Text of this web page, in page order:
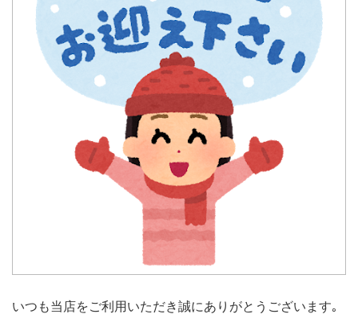
いつも当店をご利用いただき誠にありがとうございます｡